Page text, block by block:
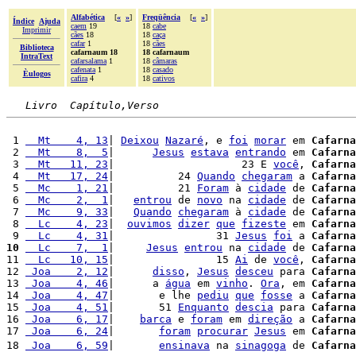
Índice
Ajuda
Imprimir
Biblioteca
IntraText
Èulogos
Alfabética [« »]
caem 19
cães 18
cafar1
cafarnaum 18
cafarsalama 1
cafenata 1
cafira 4
Freqüência [« »]
18 cabe
18 caça
18 cães
18 cafarnaum
18 câmaras
18 casado
18 cativos
Livro  Capítulo,Verso
1
  Mt    4, 13
Deixou Nazaré , e foi morar em
2
  Mt    8,  5
Jesus estava entrando em
3
  Mt   11, 23
|                    23 E você ,
4
  Mt   17, 24
|          24 Quando chegaram a
5
  Mc    1, 21
|          21 Foram à cidade de
6
  Mc    2,  1
entrou de novo na cidade de
7
  Mc    9, 33
Quando chegaram à cidade de
8
  Lc    4, 23
ouvimos dizer que fizeste em
9
  Lc    4, 31
|                31 Jesus foi a
10
  Lc    7,  1
Jesus entrou na cidade de
11
  Lc   10, 15
|                15 Ai de você ,
12
Joa    2, 12 disso , Jesus desceu para
13
Joa    4, 46 |      a água em vinho . Ora , em
14
Joa    4, 47 |       e lhe pediu que fosse a
15
Joa    4, 51 |       51 Enquanto descia para
16
Joa    6, 17 barca e foram em direção a
17
Joa    6, 24 foram procurar Jesus em
18
Joa    6, 59 ensinava na sinagoga de